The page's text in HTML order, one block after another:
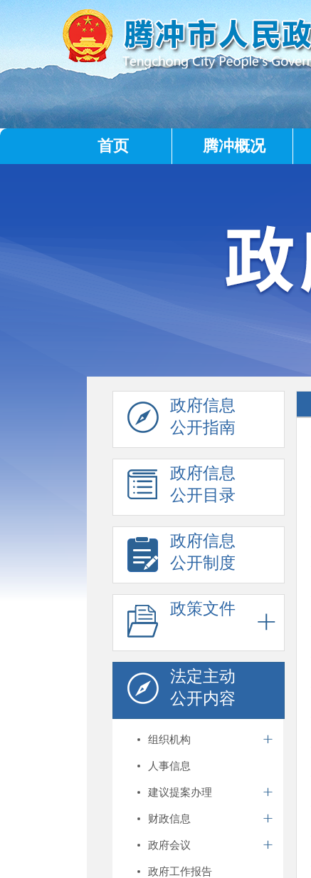
首页 腾冲概况
政府信息
公开指南
政府信息
公开目录
政府信息
公开制度
政策文件
法定主动
公开内容
组织机构
人事信息
建议提案办理
财政信息
政府会议
政府工作报告